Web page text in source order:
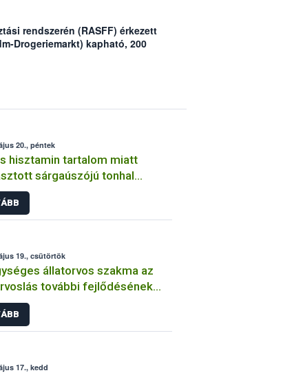
rendszerén (RASFF) érkezett
Drogeriemarkt) kapható, 200
„Ochratoxin A”
20., péntek
hisztamin tartalom miatt
sárgaúszójú tonhal
kell kivonni a forgalomból
19., csütörtök
állatorvos szakma az
további fejlődésének
17., kedd